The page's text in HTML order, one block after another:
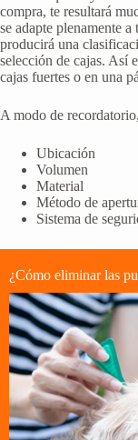
compra, te resultará
se adapte plenamente
producirá una
selección de cajas. Así
cajas fuertes o en una
A modo de
Ubicación
Volumen
Material
Método de
Sistema de
¿Cómo eliminar las